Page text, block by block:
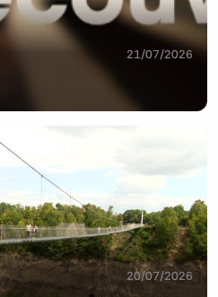
21/07/2026
20/07/2026